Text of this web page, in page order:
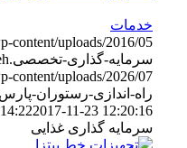
خدمات
سرمایه-گذاری-تخصصی.jpg
راه-اندازی-رستوران-پارس-2.png
17:14:222017-11-23 12:20:16
سرمایه گذاری غذایی